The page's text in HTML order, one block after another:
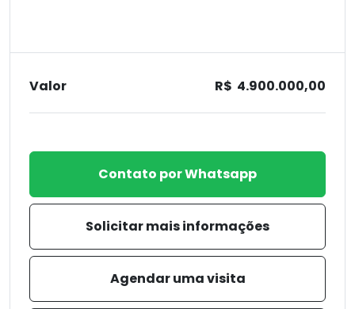
Valor R$ 4.900.000,00
Contato por Whatsapp
Solicitar mais informações
Agendar uma visita